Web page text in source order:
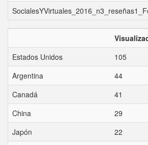
Estados Unidos
105
Argentina
44
Canadá
41
China
29
Japón
22